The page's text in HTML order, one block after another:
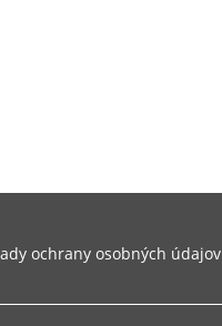
ochrany osobných údajov